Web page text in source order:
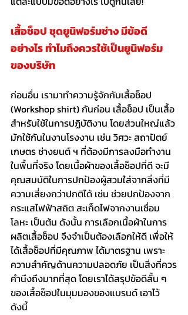
เสื้อช็อป ชุดยูนิฟอร์มช่าง มีข้อดี
อย่างไร ทำไมถึงควรใช้เป็นยูนิฟอร์ม
ของบริษัท
ก่อนอื่น เรามาทำความรู้จักกับเสื้อช็อป
(Workshop shirt) กันก่อน เสื้อช็อป เป็นเสื้อ
สำหรับใช้ในการปฏิบัติงาน โดยส่วนใหญ่แล้ว
มักใช้กันในงานโรงงาน เช่น วิศวะ สถาปัตย์
เกษตร ช่างยนต์ ฯ ที่ต้องมีการลงมือทำงาน
ในพื้นที่จริง โดยเนื้อผ้าของเสื้อช็อปที่ดี จะมี
คุณสมบัติในการปกป้องผู้สวมใส่จากสิ่งที่มี
ความเสี่ยงกว่าปกติได้ เช่น ช่วยปกป้องจาก
กระแสไฟฟ้าสถิต สะเก็ดไฟจากงานเชื่อม
โลหะ เป็นต้น ดังนั้น การเลือกเนื้อผ้าในการ
ผลิตเสื้อช็อป จึงจำเป็นต้องเลือกให้ดี เพื่อให้
ได้เสื้อช็อปที่มีคุณภาพ ได้มาตรฐาน เพราะ
ความสำคัญด้านความปลอดภัย เป็นสิ่งที่ควร
คำนึงถึงมากที่สุด โดยเราได้สรุปข้อดีสั้น ๆ
ของเสื้อช็อปในมุมมองของแบรนด์ เอาไว้
ดังนี้